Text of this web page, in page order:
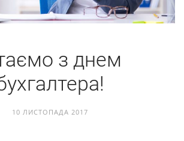
з днем
10 ЛИСТОПАДА 2017